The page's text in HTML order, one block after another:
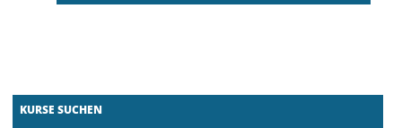
KURSE SUCHEN